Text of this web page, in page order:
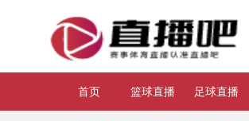
首页 篮球直播 足球直播